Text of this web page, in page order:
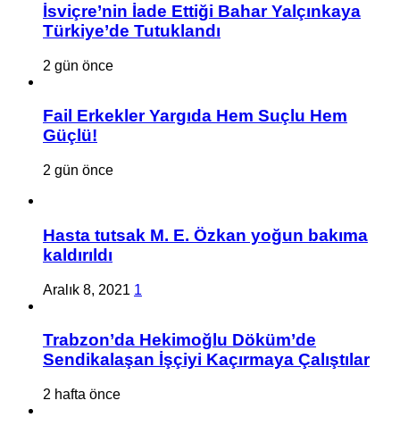
İsviçre’nin İade Ettiği Bahar Yalçınkaya
Türkiye’de Tutuklandı
2 gün önce
Fail Erkekler Yargıda Hem Suçlu Hem
Güçlü!
2 gün önce
Hasta tutsak M. E. Özkan yoğun bakıma
kaldırıldı
Aralık 8, 2021 1
Trabzon’da Hekimoğlu Döküm’de
Sendikalaşan İşçiyi Kaçırmaya Çalıştılar
2 hafta önce